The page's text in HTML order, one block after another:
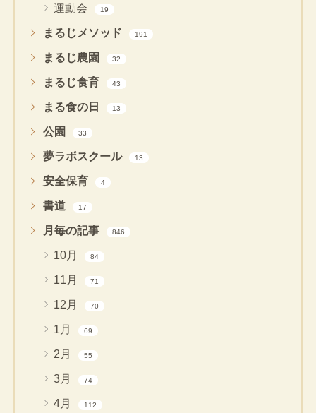
運動会 19
まるじメソッド 191
まるじ農園 32
まるじ食育 43
まる食の日 13
公園 33
夢ラボスクール 13
安全保育 4
書道 17
月毎の記事 846
10月 84
11月 71
12月 70
1月 69
2月 55
3月 74
4月 112